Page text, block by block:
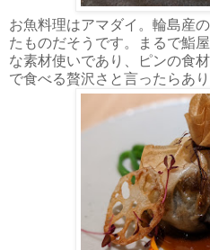
お魚料理はアマダイ。輪島産
たものだそうです。まるで鮨
な素材使いであり、ピンの食
で食べる贅沢さと言ったらあり